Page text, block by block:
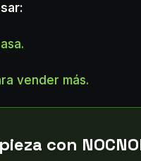
vender más.
con